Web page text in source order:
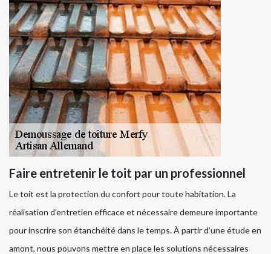
Faire entretenir le toit par un professionnel
Le toit est la protection du confort pour toute habitation. La
réalisation d’entretien efficace et nécessaire demeure importante
pour inscrire son étanchéité dans le temps. À partir d’une étude en
amont, nous pouvons mettre en place les solutions nécessaires